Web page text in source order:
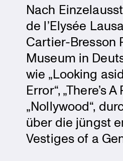
Nach
de l’Elysée
Cartier-Bresson
Museum in
wie „Looking
Error“, „There’s
„Nollywood“,
über die jüngst
Vestiges of a